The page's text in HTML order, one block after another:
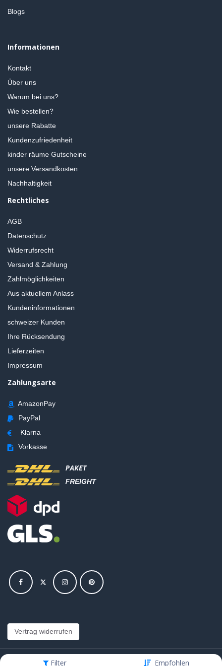
Filter Empfohlen
Blogs
Informationen
Kontakt
Über uns
Warum bei uns?
Wie bestellen?
unsere Rabatte
Kundenzufriedenheit
kinder räume Gutscheine
unsere Versandkosten
Nachhaltigkeit
Rechtliches
AGB
Datenschutz
Widerrufsrecht
Versand & Zahlung
Zahlmöglichkeiten
Aus aktuellem Anlass
Kundeninformationen
schweizer Kunden
Ihre Rücksendung
Lieferzeiten
Impressum
Zahlungsarte
AmazonPay
PayPal
Klarna
Vorkasse
PAKET
FREIGHT
Vertrag widerrufen
Copyright © Hajus AG - Alle Rechte vorbehalten